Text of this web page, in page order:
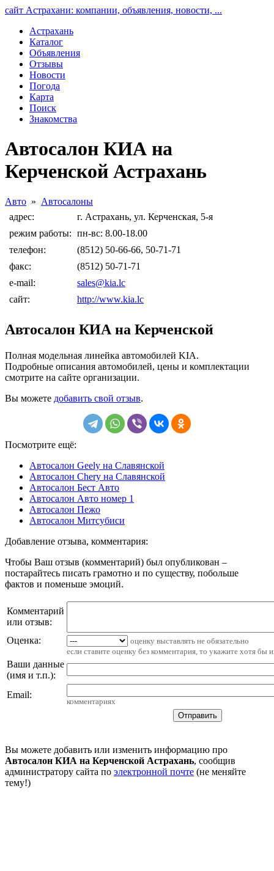
сайт Астрахани: компании, объявления, новости, ...
Астрахань
Каталог
Объявления
Отзывы
Новости
Погода
Карта
Поиск
Знакомства
Автосалон КИА на
Керченской Астрахань
Авто » Автосалоны
адрес:
г. Астрахань, ул. Керченская, 5-я
режим работы: пн-вс: 8.00-18.00
телефон:
(8512) 50-66-66, 50-71-71
факс:
(8512) 50-71-71
e-mail:
sales@kia.lc
сайт:
http://www.kia.lc
Автосалон КИА на Керченской
Полная модельная линейка автомобилей KIA.
Подробные описания автомобилей, цены и комплектации
смотрите на сайте организации.
Вы можете добавить свой отзыв.
Посмотрите ещё:
Автосалон Geely на Славянской
Автосалон Chery на Славянской
Автосалон Бест Авто
Автосалон Авто номер 1
Автосалон Пежо
Автосалон Митсубиси
Добавление отзыва, комментария:
Чтобы Ваш отзыв (комментарий) был опубликован –
постарайтесь писать грамотно и по существу, побольше
фактов и поменьше эмоций.
Комментарий
или отзыв:
Оценка:
оценку выставлять не обязательно
если ставите оценку без комментария, то укажите хотя бы
Ваши данные
(имя и т.п.):
Email:
комментариях
Вы можете добавить или изменить информацию про
Автосалон КИА на Керченской Астрахань, сообщив
администратору сайта по электронной почте (не меняйте
тему!)